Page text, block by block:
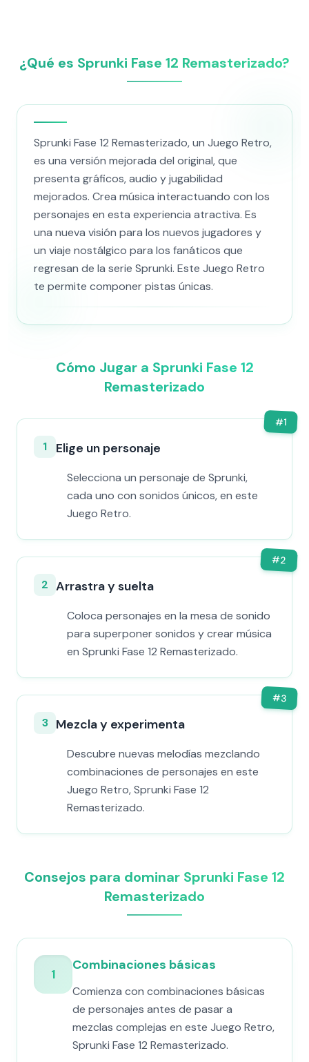
¿Qué es Sprunki Fase 12 Remasterizado?
Sprunki Fase 12 Remasterizado, un Juego Retro,
es una versión mejorada del original, que
presenta gráficos, audio y jugabilidad
mejorados. Crea música interactuando con los
personajes en esta experiencia atractiva. Es
una nueva visión para los nuevos jugadores y
un viaje nostálgico para los fanáticos que
regresan de la serie Sprunki. Este Juego Retro
te permite componer pistas únicas.
Cómo Jugar a Sprunki Fase 12
Remasterizado
#1
1 Elige un personaje
Selecciona un personaje de Sprunki,
cada uno con sonidos únicos, en este
Juego Retro.
#2
2 Arrastra y suelta
Coloca personajes en la mesa de sonido
para superponer sonidos y crear música
en Sprunki Fase 12 Remasterizado.
#3
3 Mezcla y experimenta
Descubre nuevas melodías mezclando
combinaciones de personajes en este
Juego Retro, Sprunki Fase 12
Remasterizado.
Consejos para dominar Sprunki Fase 12
Remasterizado
1
Combinaciones básicas
Comienza con combinaciones básicas
de personajes antes de pasar a
mezclas complejas en este Juego Retro,
Sprunki Fase 12 Remasterizado.